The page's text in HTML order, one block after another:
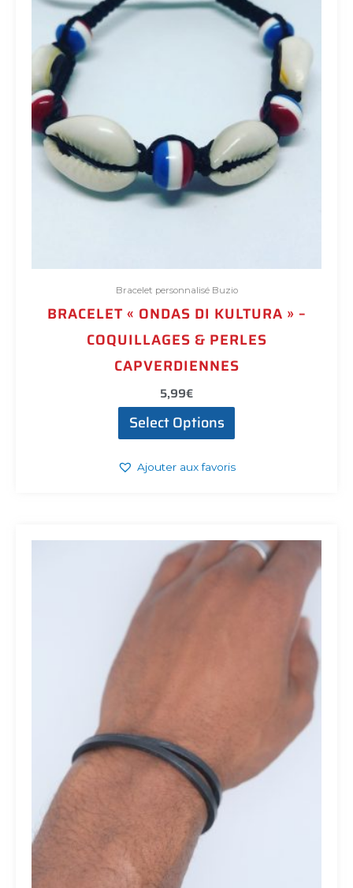
Bracelet personnalisé Buzio
BRACELET « ONDAS DI KULTURA » –
COQUILLAGES & PERLES
CAPVERDIENNES
5,99€
Select Options
Ajouter aux favoris